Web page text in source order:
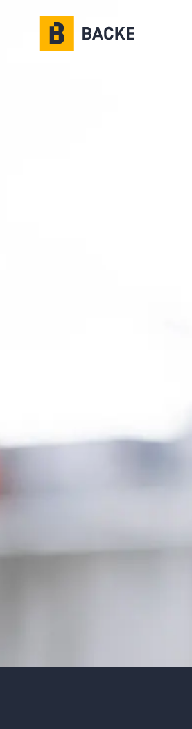
Gå til hovedinnhold